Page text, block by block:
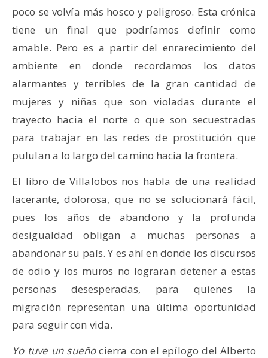
poco se volvía más hosco y peligroso. Esta crónica
tiene un final que podríamos definir como
amable. Pero es a partir del enrarecimiento del
ambiente en donde recordamos los datos
alarmantes y terribles de la gran cantidad de
mujeres y niñas que son violadas durante el
trayecto hacia el norte o que son secuestradas
para trabajar en las redes de prostitución que
pululan a lo largo del camino hacia la frontera.
El libro de Villalobos nos habla de una realidad
lacerante, dolorosa, que no se solucionará fácil,
pues los años de abandono y la profunda
desigualdad obligan a muchas personas a
abandonar su país. Y es ahí en donde los discursos
de odio y los muros no lograran detener a estas
personas desesperadas, para quienes la
migración representan una última oportunidad
para seguir con vida.
Yo tuve un sueñocierra con el epílogo del Alberto